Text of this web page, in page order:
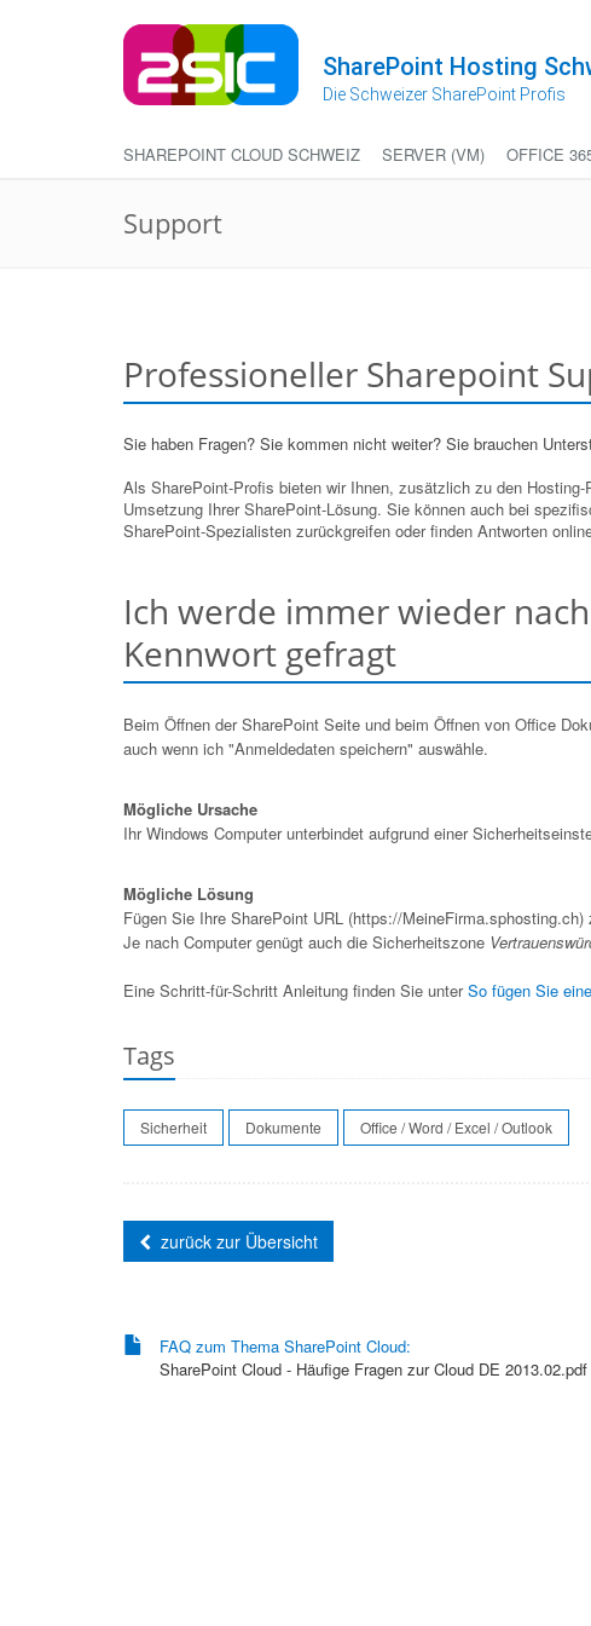
SharePoint Hosting
Die Schweizer SharePoint Profis
SHAREPOINT CLOUD SCHWEIZ SERVER (VM) OFFICE
Support
Professioneller Sharepoint
Sie haben Fragen? Sie kommen nicht weiter? Sie brauchen
Als SharePoint-Profis bieten wir Ihnen, zusätzlich zu den
Umsetzung Ihrer SharePoint-Lösung. Sie können auch bei
SharePoint-Spezialisten zurückgreifen oder finden Antworten
Ich werde immer wieder
Kennwort gefragt
Beim Öffnen der SharePoint Seite und beim Öffnen von Office
auch wenn ich "Anmeldedaten speichern" auswähle.
Mögliche Ursache
Ihr Windows Computer unterbindet aufgrund einer
Mögliche Lösung
Fügen Sie Ihre SharePoint URL (https://
Je nach Computer genügt auch die Sicherheitszone
Eine Schritt-für-Schritt Anleitung finden Sie unterSo fügen Sie
Tags
Sicherheit Dokumente Office / Word / Excel / Outlook
zurück zur Übersicht
FAQ zum Thema SharePoint Cloud:
SharePoint Cloud - Häufige Fragen zur Cloud DE 2013.02.pdf